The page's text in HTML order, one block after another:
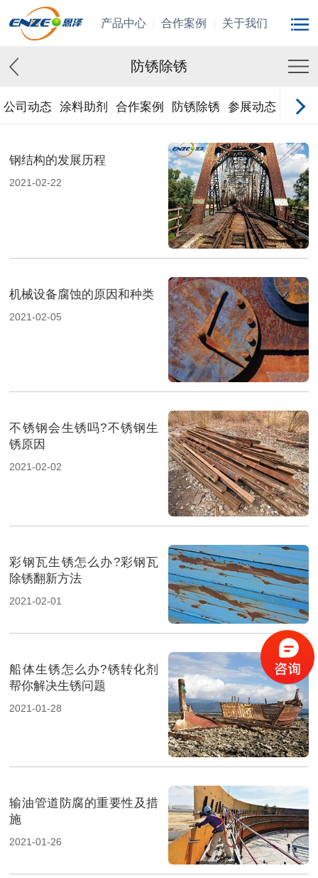
产品中心 合作案例 关于我们
防锈除锈
公司动态 涂料助剂 合作案例 防锈除锈 参展动态
钢结构的发展历程
2021-02-22
机械设备腐蚀的原因和种类
2021-02-05
不锈钢会生锈吗?不锈钢生
锈原因
2021-02-02
彩钢瓦生锈怎么办?彩钢瓦
除锈翻新方法
2021-02-01
船体生锈怎么办?锈转化剂
帮你解决生锈问题
2021-01-28
输油管道防腐的重要性及措
施
2021-01-26